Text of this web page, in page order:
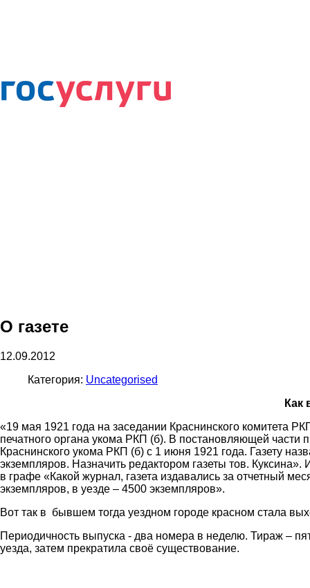
О газете
12.09.2012
Категория: Uncategorised
Как
«19 мая 1921 года на заседании Краснинского комитета
печатного органа укома РКП (б). В постановляющей части
Краснинского укома РКП (б) с 1 июня 1921 года. Газету
экземпляров. Назначить редактором газеты тов.
в графе «Какой журнал, газета издавались за отчетный
экземпляров, в уезде – 4500 экземпляров».
Вот так в бывшем тогда уездном городе красном стала
Периодичность выпуска - два номера в неделю. Тираж –
уезда, затем прекратила своё существование.